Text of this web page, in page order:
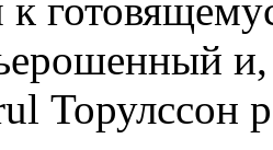
к
Торулссон